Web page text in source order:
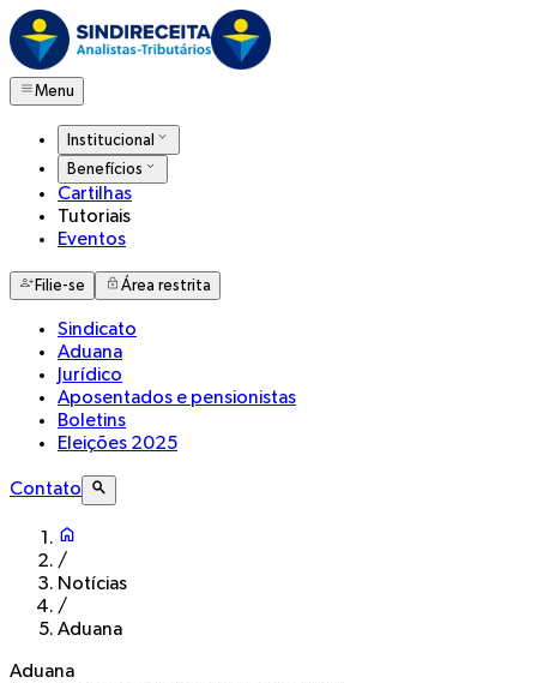
Menu
Institucional
Benefícios
Cartilhas
Tutoriais
Eventos
Filie-se Área restrita
Sindicato
Aduana
Jurídico
Aposentados e pensionistas
Boletins
Eleições 2025
Contato
/
Notícias
/
Aduana
Aduana